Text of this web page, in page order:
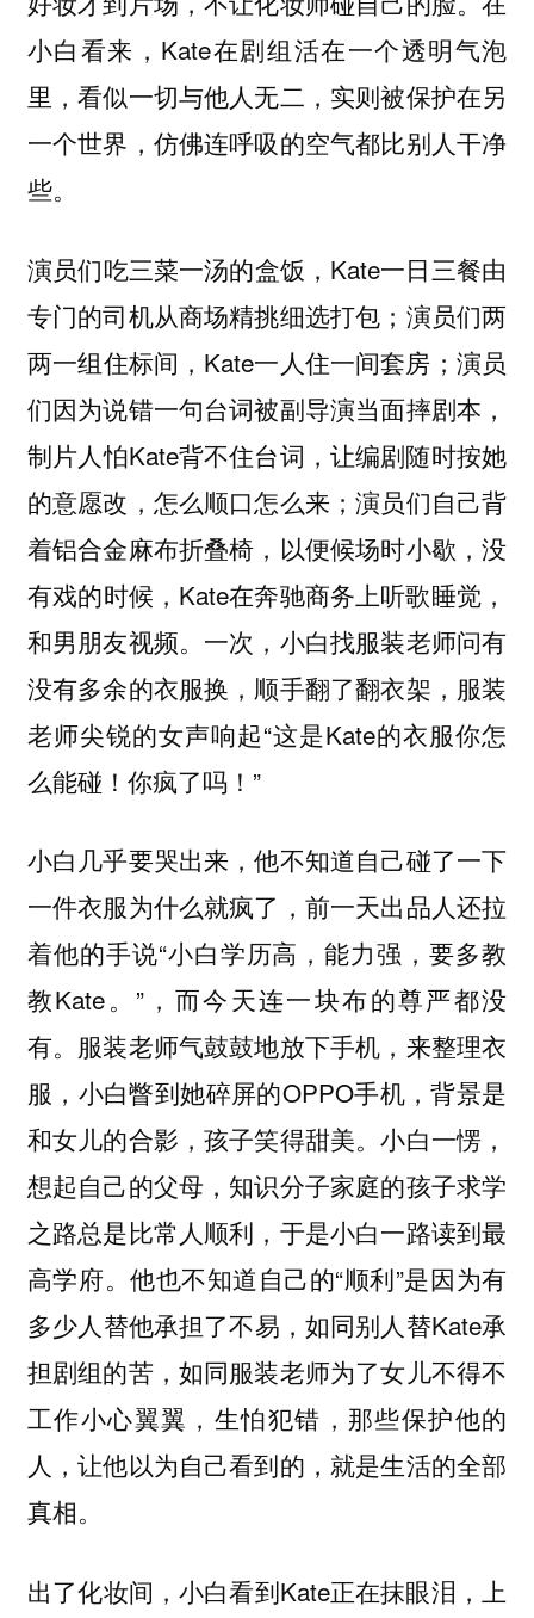
小白看来，Kate在剧组活在一个透明气泡
里，看似一切与他人无二，实则被保护在另
一个世界，仿佛连呼吸的空气都比别人干净
些。
演员们吃三菜一汤的盒饭，Kate一日三餐由
专门的司机从商场精挑细选打包；演员们两
两一组住标间，Kate一人住一间套房；演员
们因为说错一句台词被副导演当面摔剧本，
制片人怕Kate背不住台词，让编剧随时按她
的意愿改，怎么顺口怎么来；演员们自己背
着铝合金麻布折叠椅，以便候场时小歇，没
有戏的时候，Kate在奔驰商务上听歌睡觉，
和男朋友视频。一次，小白找服装老师问有
没有多余的衣服换，顺手翻了翻衣架，服装
老师尖锐的女声响起“这是Kate的衣服你怎
么能碰！你疯了吗！”
小白几乎要哭出来，他不知道自己碰了一下
一件衣服为什么就疯了，前一天出品人还拉
着他的手说“小白学历高，能力强，要多教
教Kate。”，而今天连一块布的尊严都没
有。服装老师气鼓鼓地放下手机，来整理衣
服，小白瞥到她碎屏的OPPO手机，背景是
和女儿的合影，孩子笑得甜美。小白一愣，
想起自己的父母，知识分子家庭的孩子求学
之路总是比常人顺利，于是小白一路读到最
高学府。他也不知道自己的“顺利”是因为有
多少人替他承担了不易，如同别人替Kate承
担剧组的苦，如同服装老师为了女儿不得不
工作小心翼翼，生怕犯错，那些保护他的
人，让他以为自己看到的，就是生活的全部
真相。
出了化妆间，小白看到Kate正在抹眼泪，上